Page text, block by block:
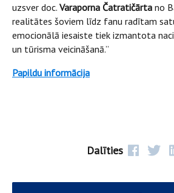
uzsver doc. Varaporna Čatratičārta no
realitātes šoviem līdz fanu radītam
emocionālā iesaiste tiek izmantota
un tūrisma veicināšanā.”
Papildu informācija
Dalīties